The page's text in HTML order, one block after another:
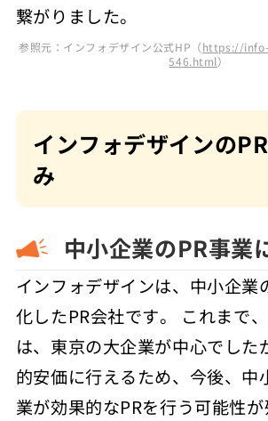
繋がりました。
参照元：インフォデザイン公式HP（https://
546.html）
インフォデザインの
み
中小企業のPR事業
インフォデザインは、中小企業
化したPR会社です。 これまで
は、東京の大企業が中心でした
的安価に行えるため、今後、中
業が効果的なPRを行う可能性